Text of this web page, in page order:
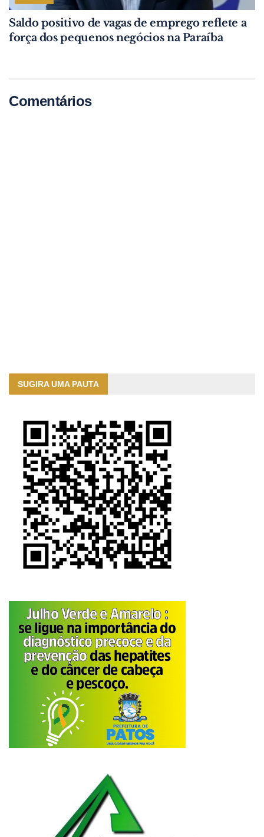
Saldo positivo de vagas de emprego reflete a
força dos pequenos negócios na Paraíba
Comentários
SUGIRA UMA PAUTA